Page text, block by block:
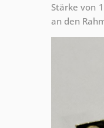
Stärke von
an den